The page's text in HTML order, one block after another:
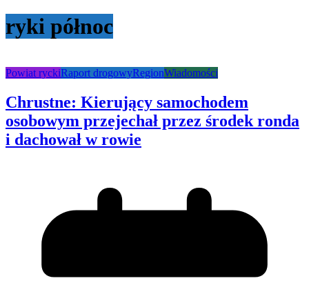
ryki północ
Powiat ryckiRaport drogowyRegionWiadomości
Chrustne: Kierujący samochodem
osobowym przejechał przez środek ronda
i dachował w rowie